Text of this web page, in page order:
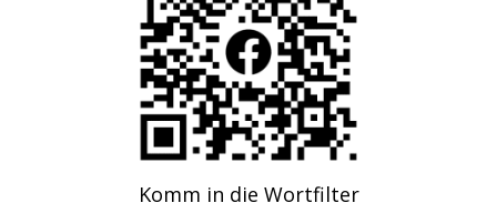
Komm in die Wortfilter